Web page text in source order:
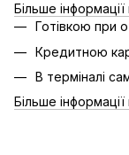
Більше
Готівкою при
Кредитною
В терміналі
Більше